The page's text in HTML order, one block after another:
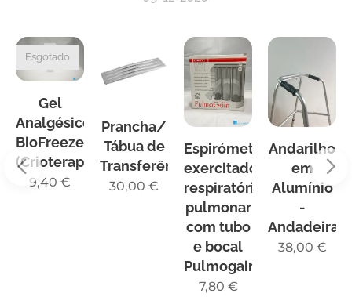
Gel
Analgésico
BioFreeze
(Crioterapia)
Esgotado
9,40 €
Prancha/
Tábua de
Transferência
30,00 €
Espirómetro
exercitador
respiratório
pulmonar
com tubo
e bocal
Pulmogain
7,80 €
Andarilho
em
Alumínio
-
Andadeira
38,00 €